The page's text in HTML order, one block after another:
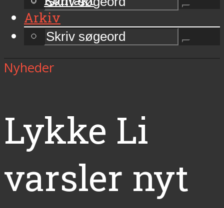
Arkiv
Nyheder
Lykke Li
varsler nyt